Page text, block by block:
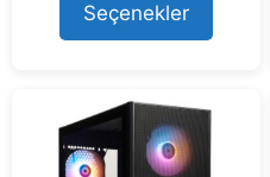
t
o
f
Seçenekler